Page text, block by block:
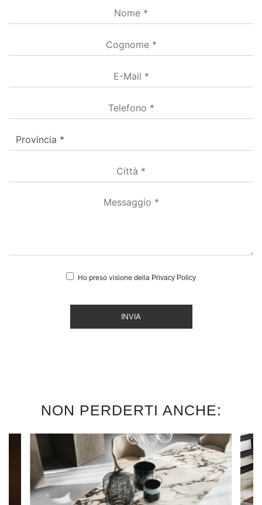
Ho preso visione della Privacy Policy
INVIA
NON PERDERTI ANCHE: